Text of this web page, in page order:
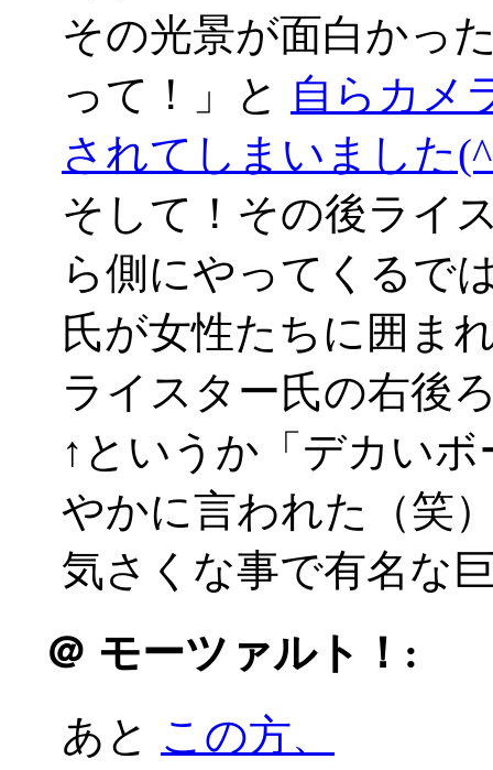
その光景が面白かっ
って！」と 自らカメ
されてしまいました
そして！その後ライ
ら側にやってくるで
氏が女性たちに囲ま
ライスター氏の右後
↑というか「デカい
やかに言われた（笑
気さくな事で有名な
＠ モーツァルト！:
あと この方、